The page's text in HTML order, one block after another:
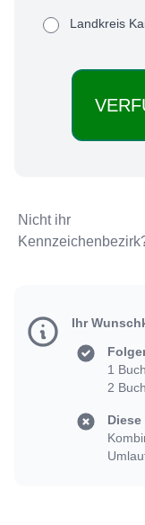
Landkreis
Nicht ihr
Ihr
1
2